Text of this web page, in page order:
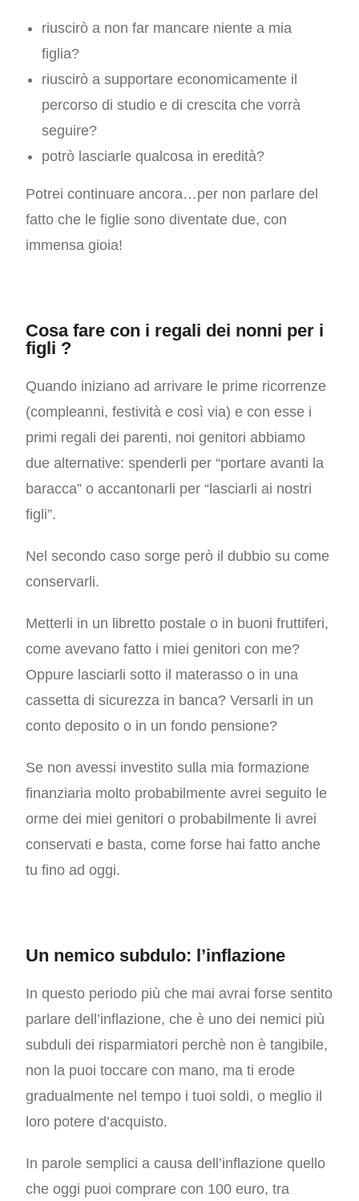
riuscirò a non far mancare niente a mia
figlia?
riuscirò a supportare economicamente il
percorso di studio e di crescita che vorrà
seguire?
potrò lasciarle qualcosa in eredità?
Potrei continuare ancora…per non parlare del
fatto che le figlie sono diventate due, con
immensa gioia!
Cosa fare con i regali dei nonni per i
figli ?
Quando iniziano ad arrivare le prime ricorrenze
(compleanni, festività e così via) e con esse i
primi regali dei parenti, noi genitori abbiamo
due alternative: spenderli per “portare avanti la
baracca” o accantonarli per “lasciarli ai nostri
figli”.
Nel secondo caso sorge però il dubbio su come
conservarli.
Metterli in un libretto postale o in buoni fruttiferi,
come avevano fatto i miei genitori con me?
Oppure lasciarli sotto il materasso o in una
cassetta di sicurezza in banca? Versarli in un
conto deposito o in un fondo pensione?
Se non avessi investito sulla mia formazione
finanziaria molto probabilmente avrei seguito le
orme dei miei genitori o probabilmente li avrei
conservati e basta, come forse hai fatto anche
tu fino ad oggi.
Un nemico subdulo: l’inflazione
In questo periodo più che mai avrai forse sentito
parlare dell’inflazione, che è uno dei nemici più
subduli dei risparmiatori perchè non è tangibile,
non la puoi toccare con mano, ma ti erode
gradualmente nel tempo i tuoi soldi, o meglio il
loro potere d’acquisto.
In parole semplici a causa dell’inflazione quello
che oggi puoi comprare con 100 euro, tra